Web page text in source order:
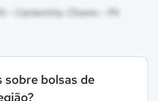
- Cavianinha, Chaves - PA
sobre bolsas de